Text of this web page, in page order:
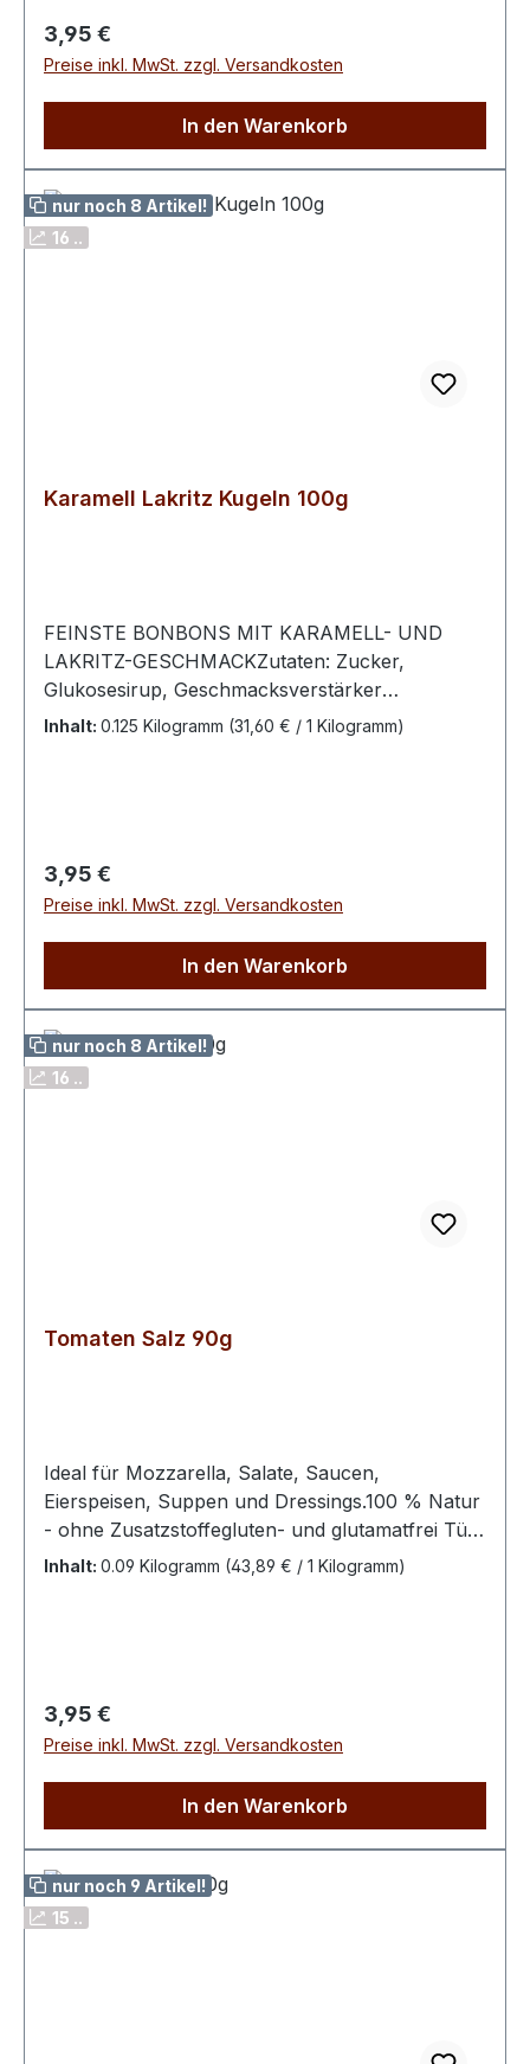
Zucker 68,9 g Eiweiß < 0,1 g Salz < 0,1 g
Regulärer Preis:
3,95 €
Preise inkl. MwSt. zzgl. Versandkosten
In den Warenkorb
nur noch 8 Artikel!
16 ..
Karamell Lakritz Kugeln 100g
FEINSTE BONBONS MIT KARAMELL- UND
LAKRITZ-GESCHMACKZutaten: Zucker,
Glukosesirup, Geschmacksverstärker
Ammoniumchlorid, Säuerungsmittel
Zucker 68,9 g Eiweiß < 0,1 g Salz < 0,1 g
Inhalt: 0.125 Kilogramm (31,60 € / 1 Kilogramm)
Regulärer Preis:
3,95 €
Preise inkl. MwSt. zzgl. Versandkosten
In den Warenkorb
nur noch 8 Artikel!
16 ..
Tomaten Salz 90g
Ideal für Mozzarella, Salate, Saucen,
Eierspeisen, Suppen und Dressings.100 % Natur
- ohne Zusatzstoffegluten- und glutamatfrei Tüte
wiederverschließbar von Hand
Inhalt: 0.09 Kilogramm (43,89 € / 1 Kilogramm)
Regulärer Preis:
3,95 €
Preise inkl. MwSt. zzgl. Versandkosten
In den Warenkorb
nur noch 9 Artikel!
15 ..